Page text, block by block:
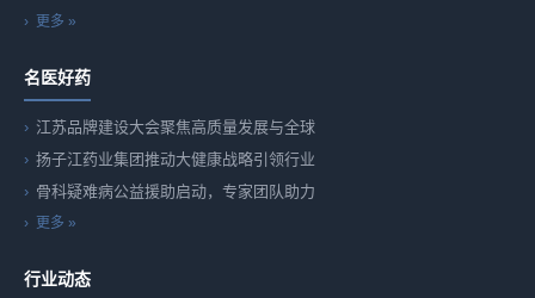
更多 »
名医好药
江苏品牌建设大会聚焦高质量发展与全球
扬子江药业集团推动大健康战略引领行业
骨科疑难病公益援助启动，专家团队助力
更多 »
行业动态